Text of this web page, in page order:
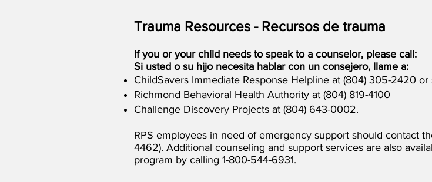
Trauma Resources - Recursos de trauma
If you or your child needs to speak to a counselor, please call:
Si usted o su hijo necesita hablar con un consejero, llame a:
ChildSavers Immediate Response Helpline at (804) 305-2420 or
Richmond Behavioral Health Authority at (804) 819-4100
Challenge Discovery Projects at (804) 643-0002.
RPS employees in need of emergency support should contact
4462). Additional counseling and support services are also
program by calling 1-800-544-6931.